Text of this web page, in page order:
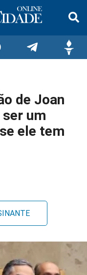
no
Telegram
no
Gettr
de Joan
um
ele tem